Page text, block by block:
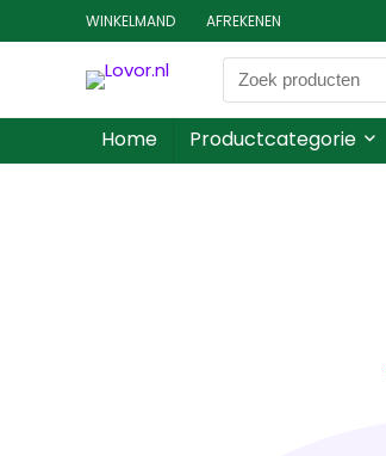
WINKELMAND AFREKENEN
Home Productcategorie